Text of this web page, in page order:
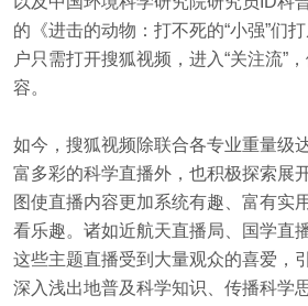
的《进击的动物：打不死的“小强”们
户只需打开搜狐视频，进入“关注流”
容。
如今，搜狐视频除联合各专业重量级
富多彩的科学直播外，也积极探索展
图使直播内容更加系统有趣、富有实
看乐趣。诸如近航天直播局、国学直
这些主题直播受到大量观众的喜爱，
深入浅出地普及科学知识、传播科学